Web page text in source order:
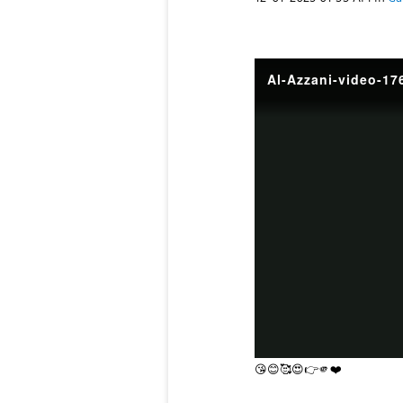
Al-Azzani-video-
😘😊🥰😍👉🫵❤️